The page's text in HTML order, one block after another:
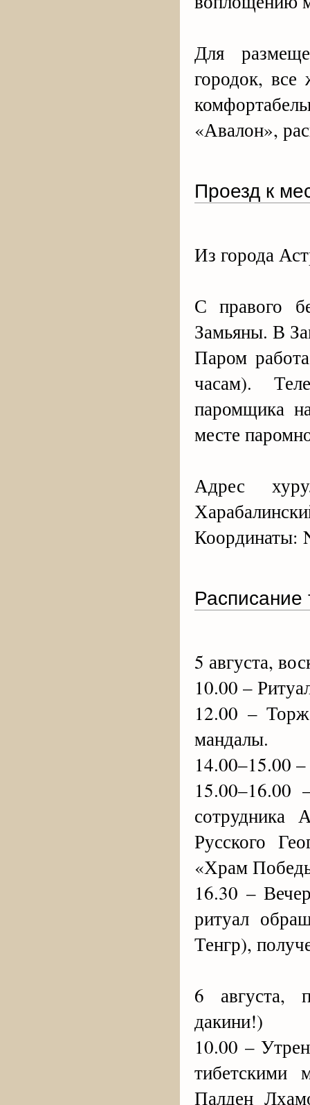
Для
городок, все
«Авалон»,
Проезд к
Из города
С правого
Замьяны. В
Паром
часам).
паромщика
месте
Адрес
Координаты:
Расписание
5 августа,
10.00 –
12.00 –
мандалы.
14.00–15.00
15.00–16.00
сотрудника
Русского
«Храм
16.30 –
ритуал
Тенгр),
6 августа,
дакини!)
10.00 –
тибетскими
Палден